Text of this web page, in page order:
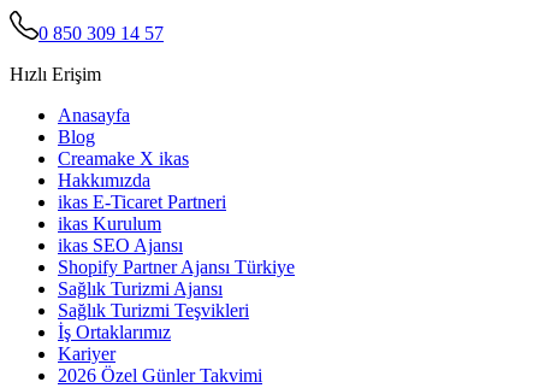
0 850 309 14 57
Hızlı Erişim
Anasayfa
Blog
Creamake X ikas
Hakkımızda
ikas E-Ticaret Partneri
ikas Kurulum
ikas SEO Ajansı
Shopify Partner Ajansı Türkiye
Sağlık Turizmi Ajansı
Sağlık Turizmi Teşvikleri
İş Ortaklarımız
Kariyer
2026 Özel Günler Takvimi